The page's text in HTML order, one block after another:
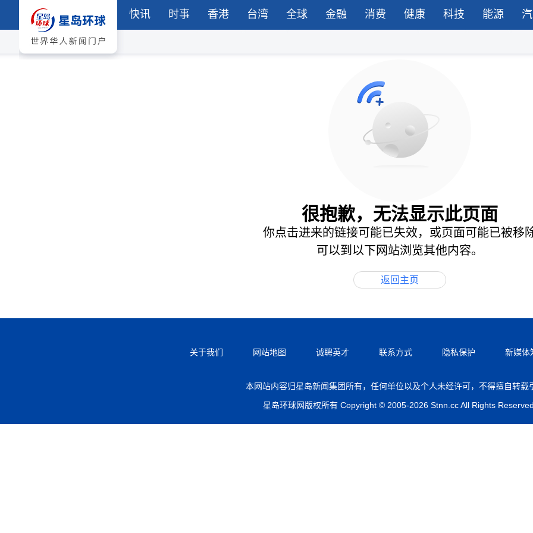
快讯 时事 香港 台湾 全球 金融 消费 健康 科技 能源
很抱歉，无法显示此页面
你点击进来的链接可能已失效，或页面可能已被移
可以到以下网站浏览其他内容。
返回主页
关于我们 网站地图 诚聘英才 联系方式 隐私保护 新媒体
本网站内容归星岛新闻集团所有，任何单位以及个人未经许可，不得擅自转载
星岛环球网版权所有 Copyright © 2005-2026 Stnn.cc All Rights Reserved.